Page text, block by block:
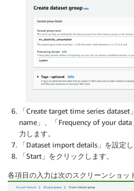
「Create target time series
name」、「Frequency of your
力します。
「Dataset import details」を設定し
「Start」をクリックします。
各項目の入力は次のスクリーンショッ